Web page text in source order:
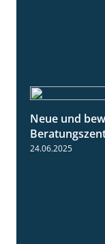
Neue und
24.06.2025